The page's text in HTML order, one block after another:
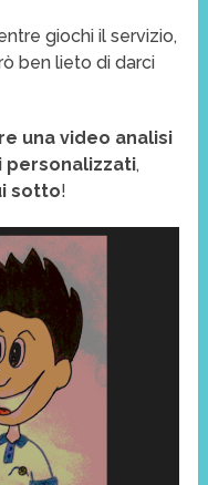
giochi il servizio,
ben lieto di darci
una video analisi
personalizzati,
sotto!